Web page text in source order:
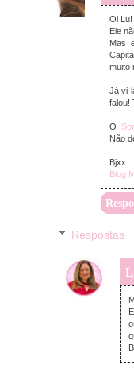
Oi Lu!
Ele
Mas
muito
Já vi
falou!
O
Não
Bjxx
Blog
Respostas